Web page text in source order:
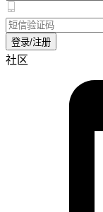
登录/注册
社区